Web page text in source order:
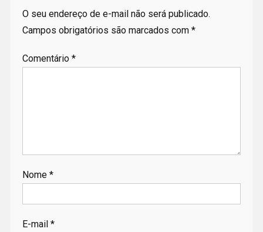
O seu endereço de e-mail não será publicado.
Campos obrigatórios são marcados com *
Comentário *
Nome *
E-mail *